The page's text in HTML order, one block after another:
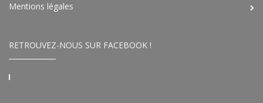
Mentions légales
RETROUVEZ-NOUS SUR FACEBOOK !